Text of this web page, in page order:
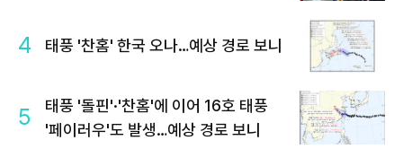
4 태풍 '찬홈' 한국 오나…예상 경로 보니
5
태풍 '돌핀'·'찬홈'에 이어 16호 태풍
'페이러우'도 발생…예상 경로 보니